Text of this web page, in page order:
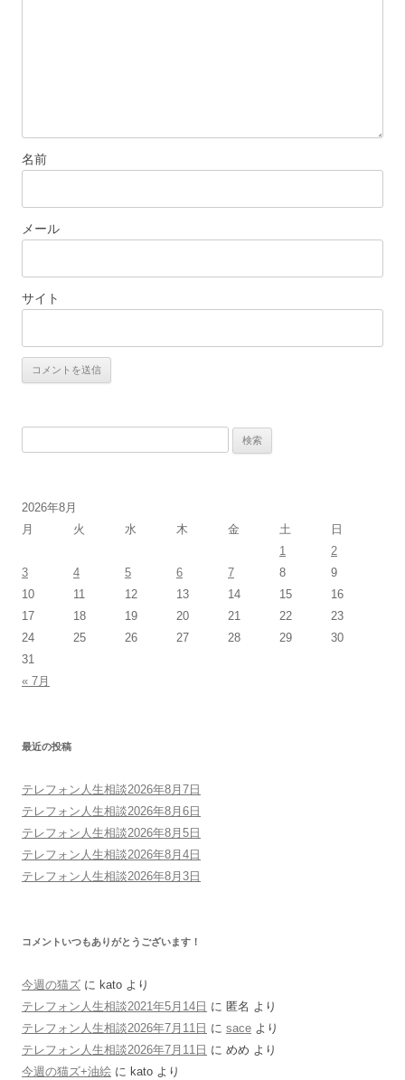
名前
メール
サイト
2026年8月
月
火 水 木 金 土
日
1
2
3
4 5 6 7 8
9
10
11 12 13 14 15
16
17
18 19 20 21 22
23
24
25 26 27 28 29
30
31
« 7月
最近の投稿
テレフォン人生相談2026年8月7日
テレフォン人生相談2026年8月6日
テレフォン人生相談2026年8月5日
テレフォン人生相談2026年8月4日
テレフォン人生相談2026年8月3日
コメントいつもありがとうございます！
今週の猫ズ に kato より
テレフォン人生相談2021年5月14日 に 匿名 より
テレフォン人生相談2026年7月11日 に sace より
テレフォン人生相談2026年7月11日 に めめ より
今週の猫ズ+油絵 に kato より